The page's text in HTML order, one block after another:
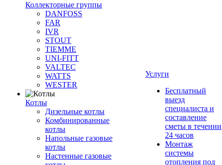
Коллекторные группы
DANFOSS
FAR
IVR
STOUT
TIEMME
UNI-FITT
VALTEC
WATTS
WESTER
Котлы
Дизельные котлы
Комбинированные
котлы
Напольные газовые
котлы
Настенные газовые
Услуги
Бесплатный
выезд
специалиста и
составление
сметы в течении
24 часов
Монтаж
системы
отопления под